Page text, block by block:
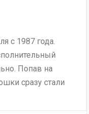
с 1987 года.
Попав на
сразу стали